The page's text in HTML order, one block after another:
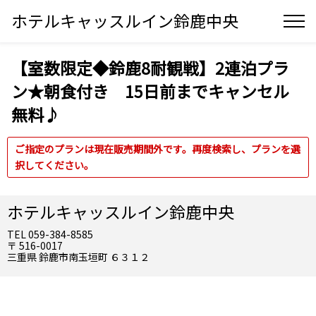
ホテルキャッスルイン鈴鹿中央
【室数限定◆鈴鹿8耐観戦】2連泊プラ
ン★朝食付き 15日前までキャンセル
無料♪
ご指定のプランは現在販売期間外です。再度検索し、プランを選
択してください。
ホテルキャッスルイン鈴鹿中央
TEL 059-384-8585
〒 516-0017
三重県 鈴鹿市南玉垣町 ６３１２